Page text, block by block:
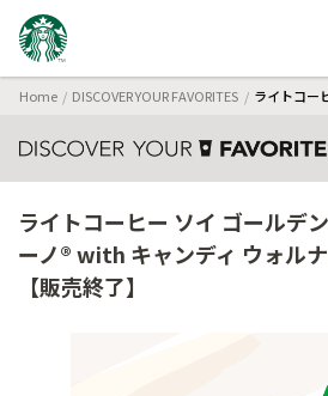
Home DISCOVER YOUR FAVORITES ライトコー
ライトコーヒー ソイ ゴールデ
ーノ® with キャンディ ウォル
【販売終了】